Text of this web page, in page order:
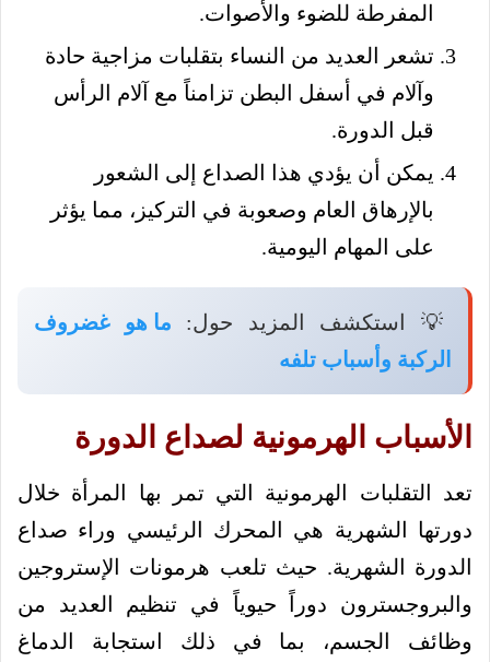
المفرطة للضوء والأصوات.
تشعر العديد من النساء بتقلبات مزاجية حادة
وآلام في أسفل البطن تزامناً مع آلام الرأس
قبل الدورة.
يمكن أن يؤدي هذا الصداع إلى الشعور
بالإرهاق العام وصعوبة في التركيز، مما يؤثر
على المهام اليومية.
💡 استكشف المزيد حول: ما هو غضروف
الركبة وأسباب تلفه
الأسباب الهرمونية لصداع الدورة
تعد التقلبات الهرمونية التي تمر بها المرأة خلال
دورتها الشهرية هي المحرك الرئيسي وراء صداع
الدورة الشهرية. حيث تلعب هرمونات الإستروجين
والبروجسترون دوراً حيوياً في تنظيم العديد من
وظائف الجسم، بما في ذلك استجابة الدماغ